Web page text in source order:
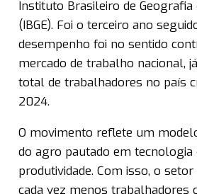
Instituto Brasileiro de Geografia
(IBGE). Foi o terceiro ano
desempenho foi no sentido
mercado de trabalho nacional,
total de trabalhadores no país
2024.
O movimento reflete um
do agro pautado em tecnologia
produtividade. Com isso, o
cada vez menos trabalhadores